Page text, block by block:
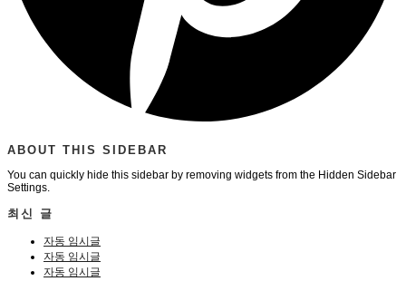
ABOUT THIS SIDEBAR
You can quickly hide this sidebar by removing widgets from the Hidden Sidebar
Settings.
최신 글
자동 임시글
자동 임시글
자동 임시글